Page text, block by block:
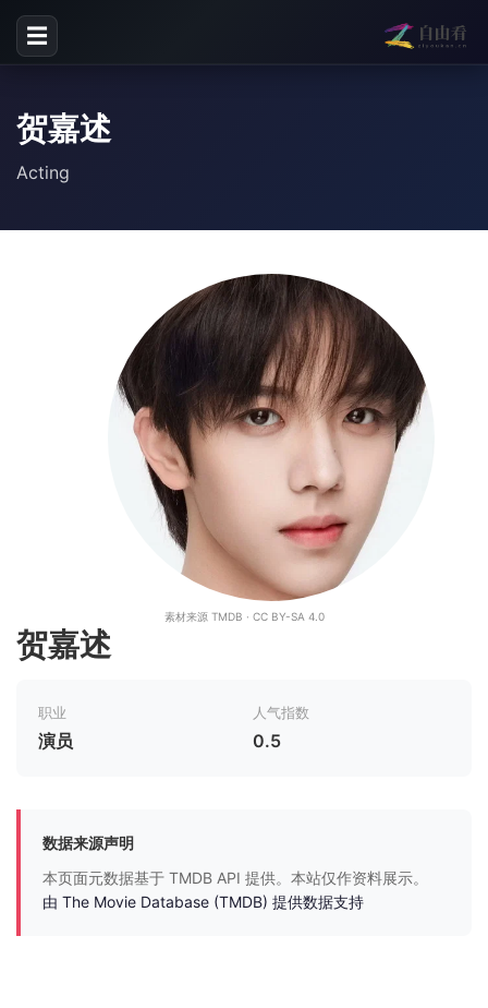
☰
贺嘉述
Acting
素材来源 TMDB · CC BY-SA 4.0
贺嘉述
职业
演员
人气指数
0.5
数据来源声明
本页面元数据基于 TMDB API 提供。本站仅作资料展示。
由 The Movie Database (TMDB) 提供数据支持